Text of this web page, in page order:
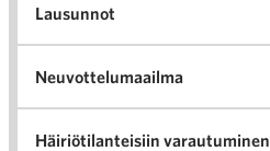
Lausunnot
Neuvottelumaailma
Häiriötilanteisiin varautuminen